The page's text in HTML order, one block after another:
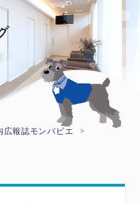
広報誌モンパピエ